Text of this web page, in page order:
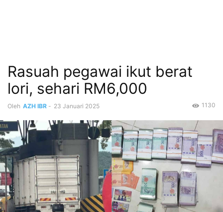
Rasuah pegawai ikut berat
lori, sehari RM6,000
Oleh AZH IBR - 23 Januari 2025 1130